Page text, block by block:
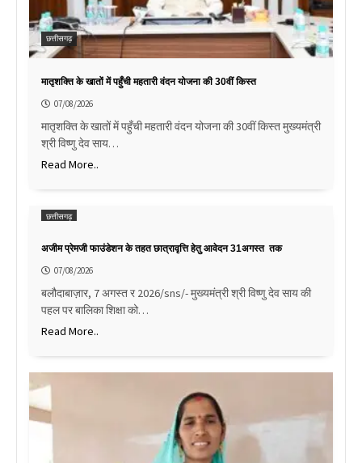
छत्तीसगढ़
मातृशक्ति के खातों में पहुँची महतारी वंदन योजना की 30वीं किस्त
07/08/2026
मातृशक्ति के खातों में पहुँची महतारी वंदन योजना की 30वीं किस्त मुख्यमंत्री
श्री विष्णु देव साय…
Read More..
छत्तीसगढ़
अजीम प्रेमजी फाउंडेशन के तहत छात्रावृत्ति हेतु आवेदन 31अगस्त तक
07/08/2026
बलौदाबाज़ार, 7 अगस्त र 2026/sns/- मुख्यमंत्री श्री विष्णु देव साय की
पहल पर बालिका शिक्षा को…
Read More..